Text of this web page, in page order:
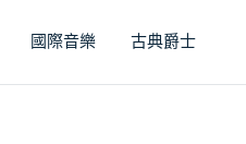
國際音樂 古典爵士